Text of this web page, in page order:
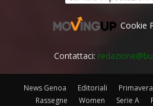
Cookie
Contattaci:
News Genoa Editoriali Primavera
Rassegne
Women Serie A